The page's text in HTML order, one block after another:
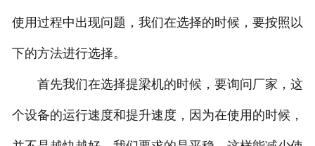
使用过程中出现问题，我们在选择的时候，要按照以
下的方法进行选择。
首先我们在选择提梁机的时候，要询问厂家，这
个设备的运行速度和提升速度，因为在使用的时候，